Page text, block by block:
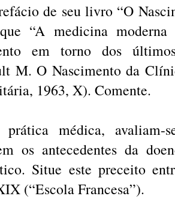
de seu livro “O
“A medicina
em torno dos
M. O Nascimento da
1963, X). Comente.
prática médica, avaliam-
os antecedentes da
Situe este preceito
(“Escola Francesa”).